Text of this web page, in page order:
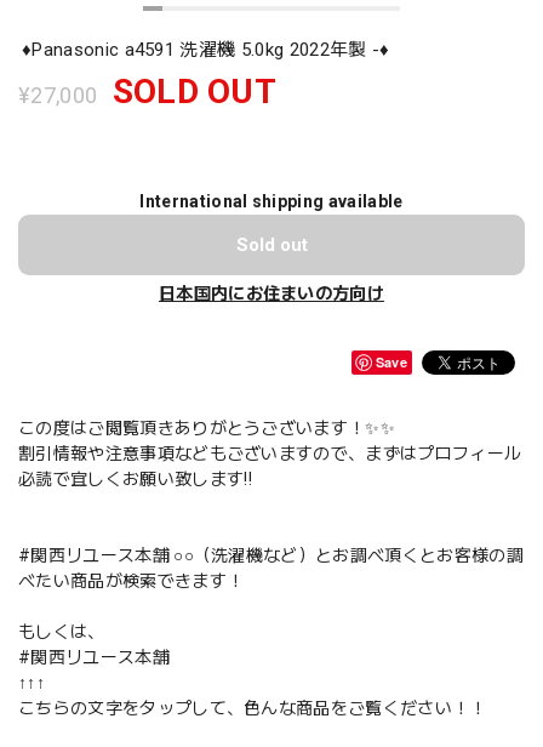
♦️Panasonic a4591 洗濯機 5.0kg 2022年製 -♦️
¥27,000 SOLD OUT
International shipping available
Sold out
日本国内にお住まいの方向け
Save
この度はご閲覧頂きありがとうございます！✨✨
割引情報や注意事項などもございますので、まずはプロフィール
必読で宜しくお願い致します‼️
#関西リユース本舗 ○○（洗濯機など）とお調べ頂くとお客様の調
べたい商品が検索できます！
もしくは、
#関西リユース本舗
↑↑↑
こちらの文字をタップして、色んな商品をご覧ください！！